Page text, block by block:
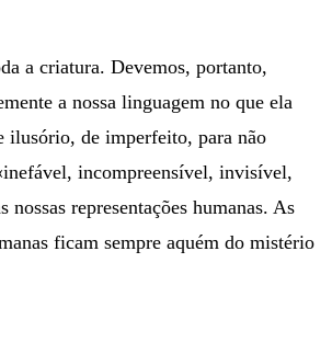
a criatura. Devemos, portanto,
a nossa linguagem no que ela
ilusório, de imperfeito, para não
incompreensível, invisível,
nossas representações humanas. As
ficam sempre aquém do mistério